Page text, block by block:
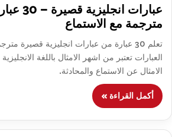
عبارات
مترجمة مع الاستماع
تعلم 30 عبارة من عبارات انجليزية قصيرة
العبارات تعتبر من اشهر الامثال باللغة
الامثال عن الاستماع والمحادثة.
أكمل القراءة »